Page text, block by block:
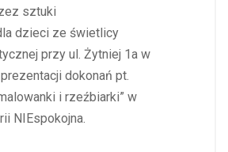
sztuki
dzieci ze świetlicy
przy ul. Żytniej 1a w
dokonań pt.
i rzeźbiarki” w
NIEspokojna.